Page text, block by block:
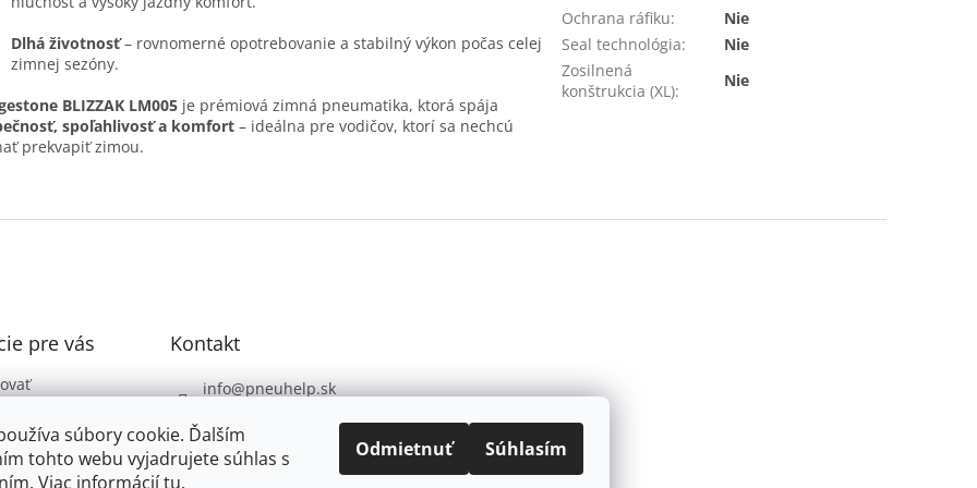
súbory cookie. Ďalším
tohto webu vyjadrujete súhlas s
Viac informáciítu.
Odmietnuť Súhlasím
Dlhá životnosť– rovnomerné opotrebovanie a stabilný výkon počas celej
zimnej sezóny.
BLIZZAK LM005 je prémiová zimná pneumatika, ktorá spája
spoľahlivosť a komfort – ideálna pre vodičov, ktorí sa nechcú
prekvapiť zimou.
Ochrana ráfiku:
Nie
Seal technológia:
Nie
Zosilnená
konštrukcia (XL):
Nie
pre vás
ochrany
Kontakt
info@pneuhelp.sk